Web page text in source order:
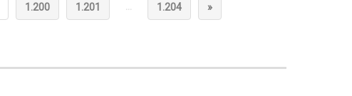
1.200 1.201 … 1.204 »